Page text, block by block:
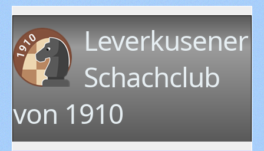
Leverkusener
Schachclub
von 1910